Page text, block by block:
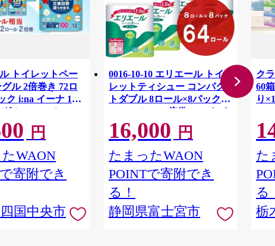
トイレットペー
ル 2倍巻き 72ロ
ク i:na イーナ 12
ル・100ｍ） × 6
品 消耗品 新生活
愛媛県 四国中央市
円
WAON
寄附でき
国中央市
0016-10-10 エリエール トイ
レットティシュー コンパク
トダブル 8ロール×8パック
64ロール 1.5倍巻 45m トイ
レットペーパー ダブル パル
プ100％ 香りつき 日用品 消
耗品 備蓄
16,000 円
たまったWAON
POINTで寄附でき
る！
静岡県富士宮市
ク
60
り
た
る
栃